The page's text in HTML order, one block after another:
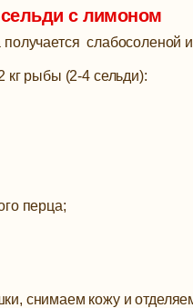
с лимоном
получается
кг рыбы (2-4 сельди):
перца;
снимаем кожу и